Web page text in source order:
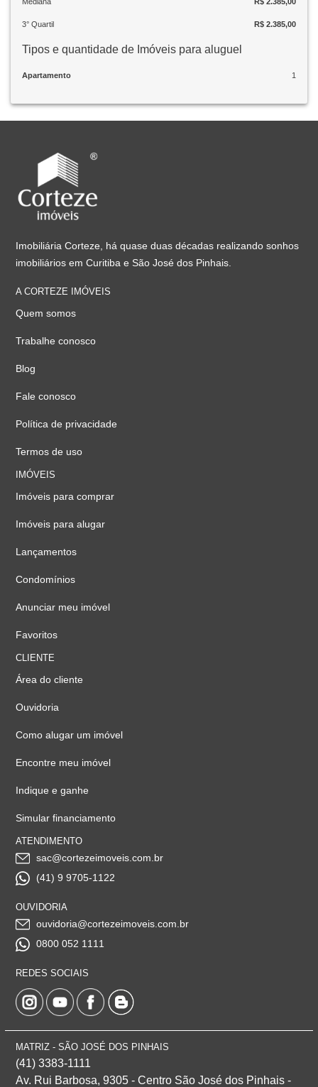
3° Quartil R$ 2.385,00
Tipos e quantidade de Imóveis para aluguel
Apartamento 1
Imobiliária Corteze, há quase duas décadas realizando sonhos
imobiliários em Curitiba e São José dos Pinhais.
A CORTEZE IMÓVEIS
Quem somos
Trabalhe conosco
Blog
Fale conosco
Política de privacidade
Termos de uso
IMÓVEIS
Imóveis para comprar
Imóveis para alugar
Lançamentos
Condomínios
Anunciar meu imóvel
Favoritos
CLIENTE
Área do cliente
Ouvidoria
Como alugar um imóvel
Encontre meu imóvel
Indique e ganhe
Simular financiamento
ATENDIMENTO
sac@cortezeimoveis.com.br
(41) 9 9705-1122
OUVIDORIA
ouvidoria@cortezeimoveis.com.br
0800 052 1111
REDES SOCIAIS
MATRIZ - SÃO JOSÉ DOS PINHAIS
(41) 3383-1111
Av. Rui Barbosa, 9305 - Centro São José dos Pinhais -